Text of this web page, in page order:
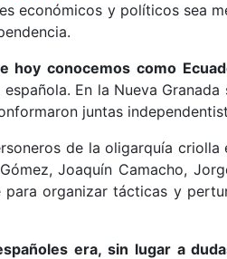
económicos y políticos sea
hoy conocemos como
En la Nueva
juntas
de la oligarquía
Joaquín Camacho,
para organizar tácticas y
era, sin lugar a